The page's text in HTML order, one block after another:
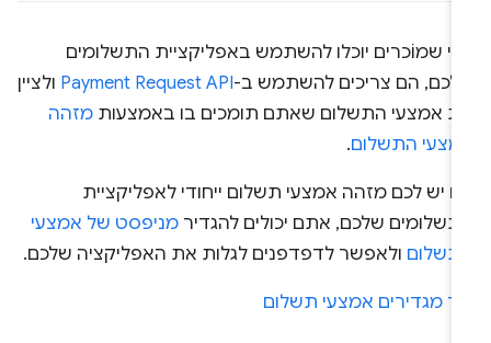
שמוֹכרים יוכלו להשתמש באפליקציית התשלומים
הם צריכים להשתמש ב-Payment Request APIולציין
אמצעי התשלום שאתם תומכים בו באמצעותמזהה
התשלום.
יש לכם מזהה אמצעי תשלום ייחודי לאפליקציית
שלכם, אתם יכולים להגדירמניפסט של אמצעי
ולאפשר לדפדפנים לגלות את האפליקציה שלכם.
מגדירים אמצעי תשלום